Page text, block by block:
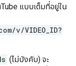
แบบเต็มที่อยู่ใน
v/VIDEO_ID?
(ไม่บังคับ) จะ